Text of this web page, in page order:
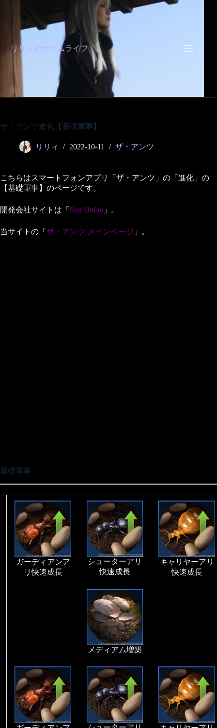
プ
リリィのゲームライフ
ザ・アンツ進化【基礎軍事】
リリィ 2022-10-11 ザ・アンツ
こちらはスマートフォンアプリ「ザ・アンツ」の「進化」の
【基礎軍事】のページです。
開発会社サイトは「 Star Union 」。
当サイトの「 ザ・アンツ メインページ 」。
基礎軍事
ガーディアンア
リ快速成長
シューターアリ
快速成長
キャリヤーアリ
快速成長
メディアム増築